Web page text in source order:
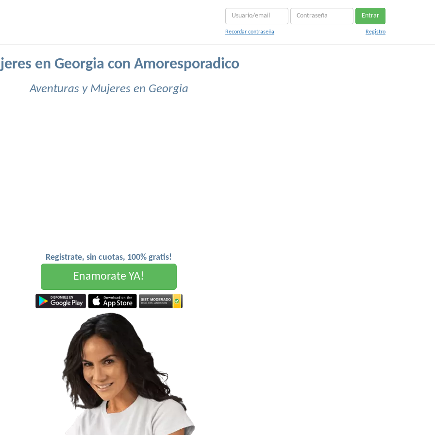
Entrar
Recordar contraseña Registro
en Georgia con Amoresporadico
Aventuras y Mujeres en Georgia
Registrate, sin cuotas, 100% gratis!
Enamorate YA!